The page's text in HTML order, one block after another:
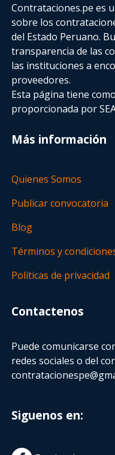
Contrataciones.pe es
sobre los
del Estado Peruano.
transparencia de las
las instituciones a
proveedores.
Esta página tiene
proporcionada por
Más información
Quienes Somos
Publicar convocatoria
Blog
Términos y
Políticas de privacidad
Contactenos
Puede comunicarse
redes sociales o del
Siguenos en: